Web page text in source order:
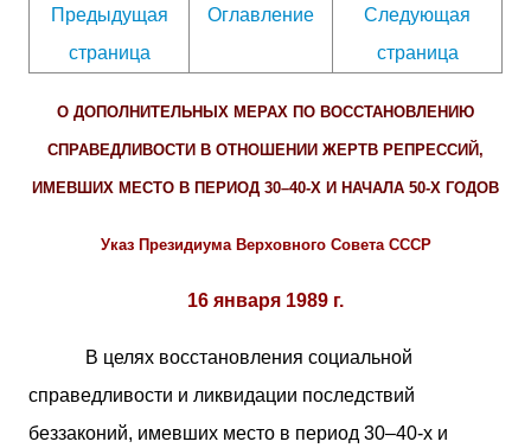
Предыдущая
страница
Оглавление
Следующая
страница
О ДОПОЛНИТЕЛЬНЫХ МЕРАХ ПО ВОССТАНОВЛЕНИЮ
СПРАВЕДЛИВОСТИ В ОТНОШЕНИИ ЖЕРТВ РЕПРЕССИЙ,
ИМЕВШИХ МЕСТО В ПЕРИОД 30–40-Х И НАЧАЛА 50-Х ГОДОВ
Указ Президиума Верховного Совета СССР
16 января 1989 г.
В целях восстановления социальной
справедливости и ликвидации последствий
беззаконий, имевших место в период 30–40-х и